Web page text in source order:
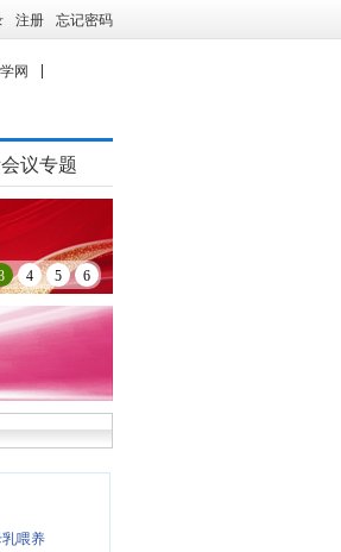
注册 忘记密码
网
议专题
4 5 6
喂养